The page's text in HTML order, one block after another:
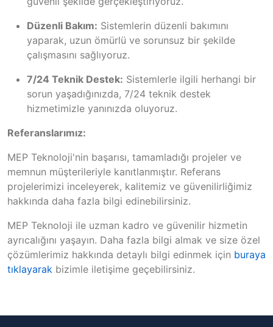
Düzenli Bakım: Sistemlerin düzenli bakımını
yaparak, uzun ömürlü ve sorunsuz bir şekilde
çalışmasını sağlıyoruz.
7/24 Teknik Destek: Sistemlerle ilgili herhangi bir
sorun yaşadığınızda, 7/24 teknik destek
hizmetimizle yanınızda oluyoruz.
Referanslarımız:
MEP Teknoloji'nin başarısı, tamamladığı projeler ve
memnun müşterileriyle kanıtlanmıştır. Referans
projelerimizi inceleyerek, kalitemiz ve güvenilirliğimiz
hakkında daha fazla bilgi edinebilirsiniz.
MEP Teknoloji ile uzman kadro ve güvenilir hizmetin
ayrıcalığını yaşayın. Daha fazla bilgi almak ve size özel
çözümlerimiz hakkında detaylı bilgi edinmek için buraya
tıklayarak bizimle iletişime geçebilirsiniz.